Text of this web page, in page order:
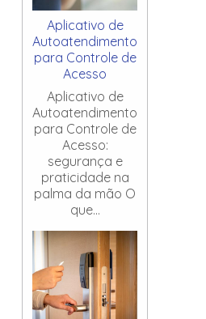
Aplicativo de
Autoatendimento
para Controle de
Acesso
Aplicativo de
Autoatendimento
para Controle de
Acesso:
segurança e
praticidade na
palma da mão O
que...